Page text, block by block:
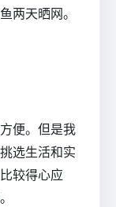
两天晒网。
便。但是我
选生活和实
较得心应